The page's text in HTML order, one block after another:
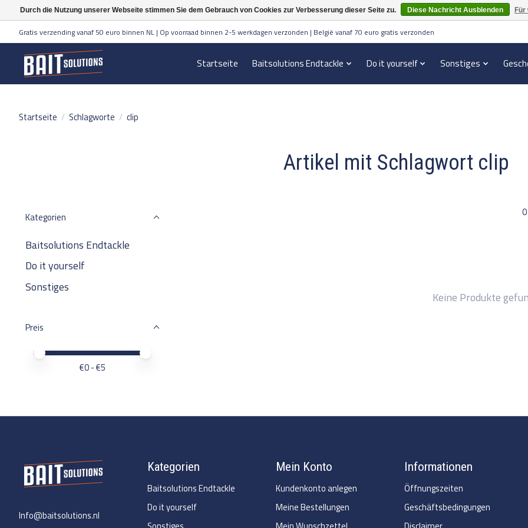
Gratis verzending vanaf 50 euro binnen NL | Op voorraad binnen 2-5 werkdagen verzonden | België vanaf 70 euro gratis verzonden
Startseite Baitsolutions Endtackle Do it yourself Sonstiges
Startseite / Schlagworte / clip
Artikel mit Schlagwort clip
Kategorien
Baitsolutions Endtackle
Do it yourself
Sonstiges
Preis
Preis – Mindestwert
Price maximum value
€0- €5
Keine Produkte
Info@baitsolutions.nl
Kategorien
Baitsolutions Endtackle
Do it yourself
Mein Konto
Kundenkonto anlegen
Meine Bestellungen
Informationen
Öffnungszeiten
Geschäftsbedingungen
Durch die Nutzung unserer Webseite stimmen Sie dem Gebrauch von Cookies zur Verbesserung dieser Seite zu. Diese Nachricht Ausblenden